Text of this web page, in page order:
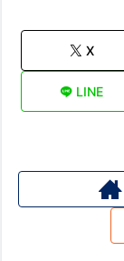
X
LINE